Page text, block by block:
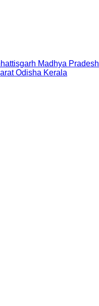
Madhya Pradesh
Odisha Kerala